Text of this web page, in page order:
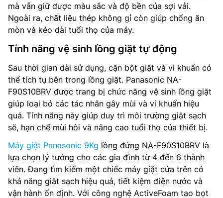
mà vẫn giữ được màu sắc và độ bền của sợi vải.
Ngoài ra, chất liệu thép không gỉ còn giúp chống ăn
mòn và kéo dài tuổi thọ của máy.
Tính năng vệ sinh lồng giặt tự động
Sau thời gian dài sử dụng, cặn bột giặt và vi khuẩn có
thể tích tụ bên trong lồng giặt. Panasonic NA-
F90S10BRV được trang bị chức năng vệ sinh lồng giặt
giúp loại bỏ các tác nhân gây mùi và vi khuẩn hiệu
quả. Tính năng này giúp duy trì môi trường giặt sạch
sẽ, hạn chế mùi hôi và nâng cao tuổi thọ của thiết bị.
Máy giặt Panasonic 9Kg lồng đứng NA-F90S10BRV là
lựa chọn lý tưởng cho các gia đình từ 4 đến 6 thành
viên. Đang tìm kiếm một chiếc máy giặt cửa trên có
khả năng giặt sạch hiệu quả, tiết kiệm điện nước và
vận hành ổn định. Với công nghệ ActiveFoam tạo bọt